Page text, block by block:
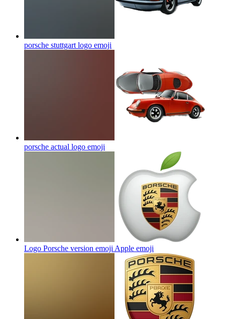
porsche stuttgart logo emoji
porsche actual logo emoji
Logo Porsche version emoji Apple emoji